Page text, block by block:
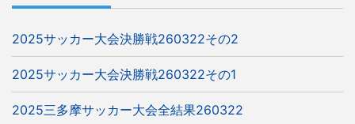
2025サッカー大会決勝戦260322その2
2025サッカー大会決勝戦260322その1
2025三多摩サッカー大会全結果260322